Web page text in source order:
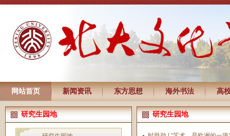
网站首页 新闻资讯 东方思想 海外书法 高
研究生园地 研究生园地